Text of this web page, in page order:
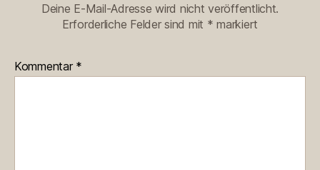
Deine E-Mail-Adresse wird nicht veröffentlicht.
Erforderliche Felder sind mit * markiert
Kommentar *